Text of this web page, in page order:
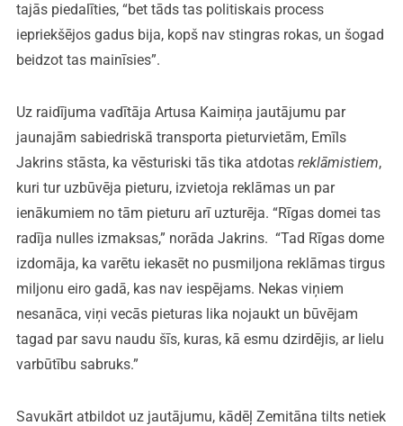
tajās piedalīties, “bet tāds tas politiskais process
iepriekšējos gadus bija, kopš nav stingras rokas, un šogad
beidzot tas mainīsies”.
Uz raidījuma vadītāja Artusa Kaimiņa jautājumu par
jaunajām sabiedriskā transporta pieturvietām, Emīls
Jakrins stāsta, ka vēsturiski tās tika atdotas reklāmistiem,
kuri tur uzbūvēja pieturu, izvietoja reklāmas un par
ienākumiem no tām pieturu arī uzturēja. “Rīgas domei tas
radīja nulles izmaksas,” norāda Jakrins. “Tad Rīgas dome
izdomāja, ka varētu iekasēt no pusmiljona reklāmas tirgus
miljonu eiro gadā, kas nav iespējams. Nekas viņiem
nesanāca, viņi vecās pieturas lika nojaukt un būvējam
tagad par savu naudu šīs, kuras, kā esmu dzirdējis, ar lielu
varbūtību sabruks.”
Savukārt atbildot uz jautājumu, kādēļ Zemitāna tilts netiek